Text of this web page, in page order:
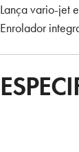
Lança vario-jet
Enrolador